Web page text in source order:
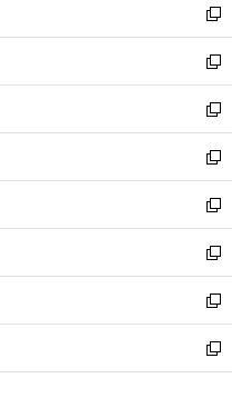
く
で
開
く
ィ
ン
ド
ウ
で
開
く
い
ウ
ィ
ン
ド
ウ
で
開
く
新
し
い
ウ
ィ
ン
ド
ウ
で
開
く
新
し
い
ウ
ィ
ン
ド
ウ
で
開
く
新
し
い
ウ
ィ
ン
ド
ウ
で
開
く
新
し
い
ウ
ィ
ン
ド
ウ
で
開
新
し
い
ウ
ィ
ン
ド
ウ
新
し
い
ウ
ィ
ン
新
し
い
ウ
新
し